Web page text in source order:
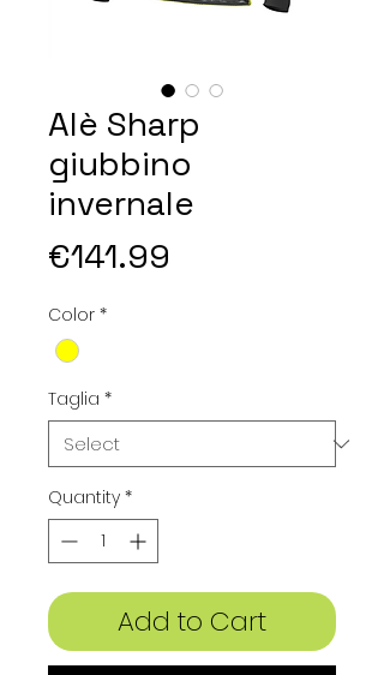
Alè Sharp
giubbino
invernale
€141.99
Color *
Taglia *
Quantity *
Add to Cart